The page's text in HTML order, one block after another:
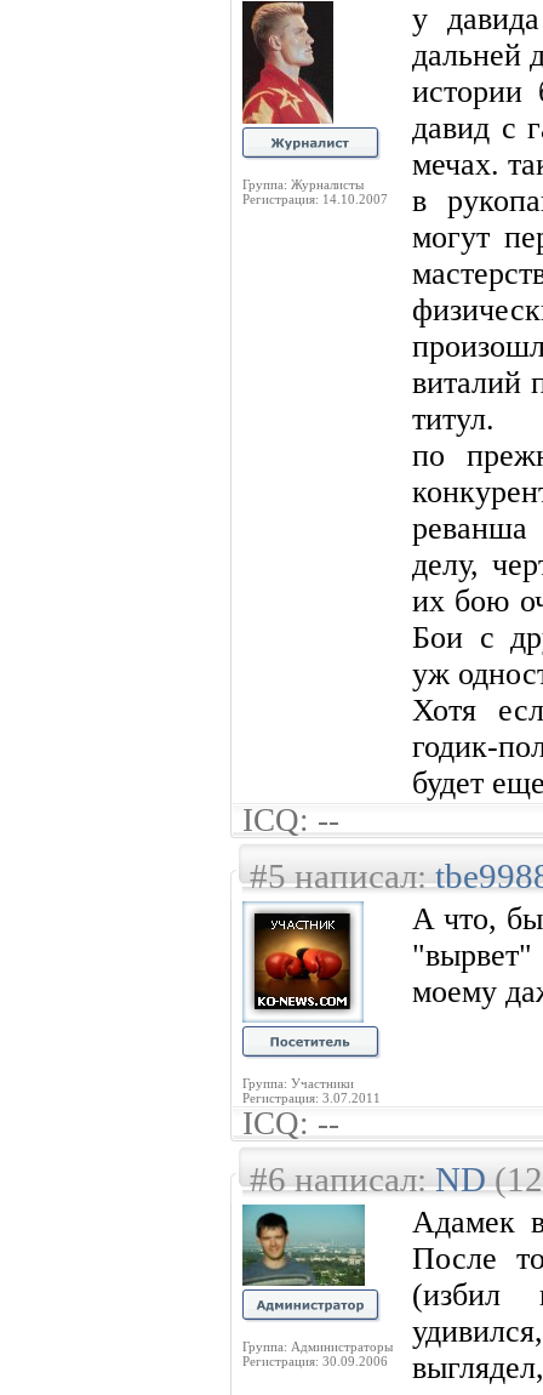
Группа: Журналисты
Регистрация: 14.10.2007
у
дальней
истории
давид с
мечах.
в
могут
виталий
титул.
по
делу,
их бою
Бои с
уж
Хотя
годик-
будет
ICQ: --
#5 написал:
Группа: Участники
Регистрация: 3.07.2011
А что,
моему
ICQ: --
#6 написал:ND(12
Группа: Администраторы
Регистрация: 30.09.2006
Адамек
После
(избил